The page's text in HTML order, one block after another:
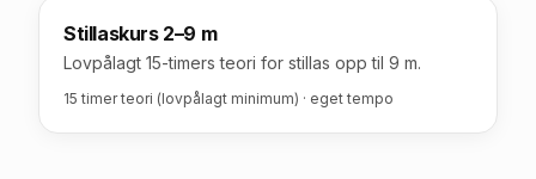
Stillaskurs 2–9 m
Lovpålagt 15-timers teori for stillas opp til 9 m.
15 timer teori (lovpålagt minimum) · eget tempo